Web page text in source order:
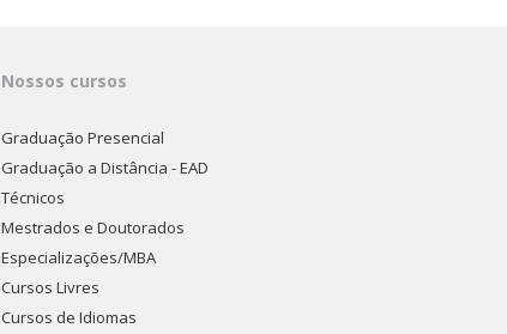
Nossos cursos
Graduação Presencial
Graduação a Distância - EAD
Técnicos
Mestrados e Doutorados
Especializações/MBA
Cursos Livres
Cursos de Idiomas